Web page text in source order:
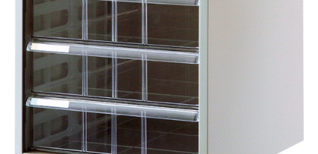
深3段 B4タテ型
メーカー希望小売価格：
¥13,200+ 税
収納のベーシックツール、アバンテV2レターケースサイズ、形
状とも豊富に取揃えました。用途、スペースに合わせて様々なタ
イプを組合わせることによりシステム収納品としてもご使用いた